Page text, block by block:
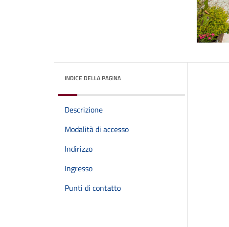
INDICE DELLA PAGINA
Descrizione
Modalità di accesso
Indirizzo
Ingresso
Punti di contatto